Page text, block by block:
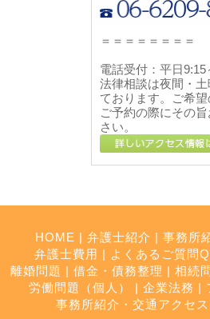
＝＝＝＝＝＝＝＝
電話受付： 平日9:15
法律相談は夜間・土
ております。ご希望
ご予約の際にその
さい。
HOME | 弁護士紹介 | 事務所
弁護士費用 | よくあるご質問
離婚問題 | 借金・債務整理 | 相続
労働問題（個人）
| 企業法務 |
事務所紹介・交通アクセス